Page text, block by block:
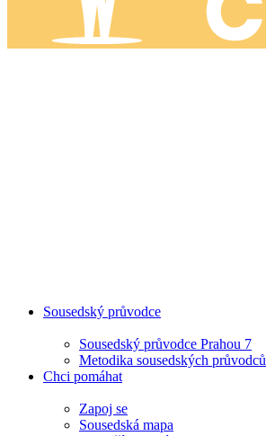
Sousedský průvodce
Sousedský průvodce Prahou 7
Metodika sousedských průvodců
Chci pomáhat
Zapoj se
Sousedská mapa